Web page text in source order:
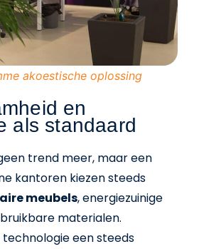
akoestische oplossing
en
als standaard
trend meer, maar een
kantoren kiezen steeds
meubels, energiezuinige
materialen.
een steeds